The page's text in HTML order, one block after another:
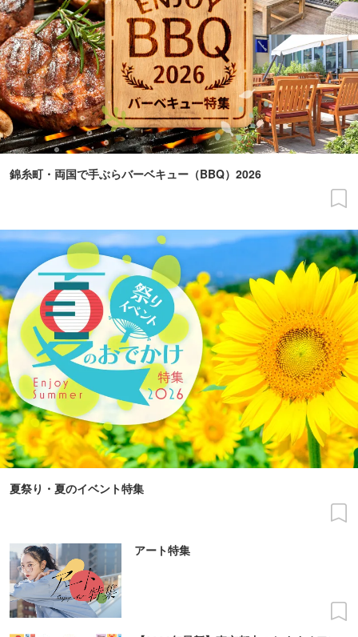
錦糸町・両国で手ぶらバーベキュー（BBQ）2026
夏祭り・夏のイベント特集
アート特集